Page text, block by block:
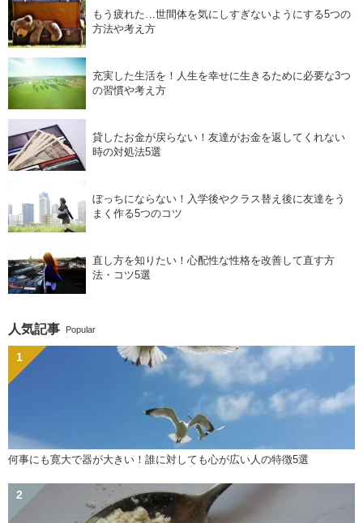
もう疲れた…世間体を気にしすぎないようにする5つの
方法や考え方
充実した生活を！人生を幸せに生きるために必要な3つ
の習慣や考え方
貸したお金が戻らない！友達がお金を返してくれない
時の対処法5選
ぼっちにならない！入学後やクラス替え後に友達をう
まく作る5つのコツ
直し方を知りたい！心配性な性格を改善して直す方
法・コツ5選
人気記事 Popular
何事にも寛大で器が大きい！誰に対しても心が広い人の特徴5選